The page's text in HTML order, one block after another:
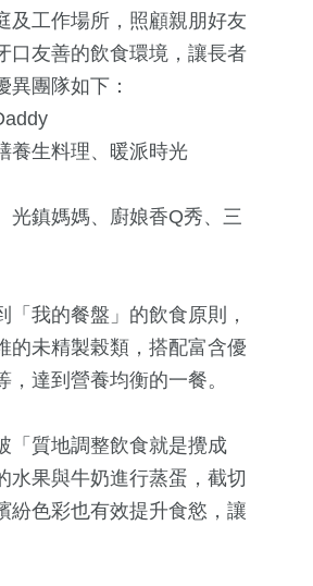
及工作場所，照顧親朋好友
口友善的飲食環境，讓長者
團隊如下：
養生料理、暖派時光
光鎮媽媽、廚娘香Q秀、三
我的餐盤」的飲食原則，
的未精製榖類，搭配富含優
達到營養均衡的一餐。
「質地調整飲食就是攪成
水果與牛奶進行蒸蛋，截切
紛色彩也有效提升食慾，讓